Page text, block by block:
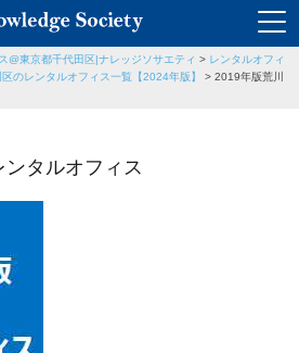
@東京都千代田区|ナレッジソサエティ > レンタルオフィ
のレンタルオフィス一覧【2024年版】 > 2019年版荒川
タルオフィス